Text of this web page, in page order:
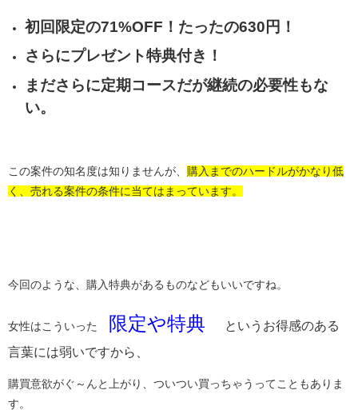
初回限定の71%OFF！たったの630円！
さらにプレゼント特典付き！
まださらに定期コースだが継続の必要性もな
い。
この案件の知名度は知りませんが、 購入までのハードルがかなり低
く、売れる案件の条件に当てはまっています。
今回のような、購入特典があるものなどもいいですね。
女性はこういった 限定や特典 というお得感のある
言葉には弱いですから、
購買意欲がぐ～んと上がり、ついつい買っちゃうってこともありま
す。